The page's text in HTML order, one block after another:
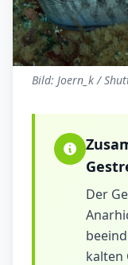
Bild: Joern_k /
Der
kalten